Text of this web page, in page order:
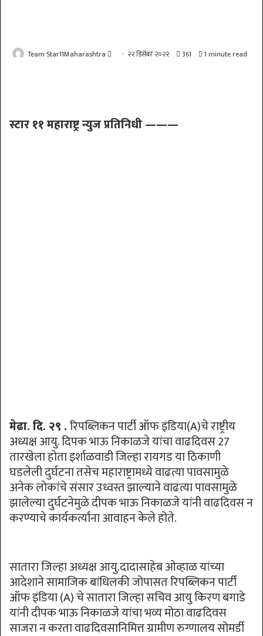
Team Star11Maharashtra
Send २२ डिसेंबर २०२२ 361 1 minute read
स्टार ११ महाराष्ट्र न्युज प्रतिनिधी ———
मेढा. दि. २९ .रिपब्लिकन पार्टी ऑफ इंडिया(A)चे राष्ट्रीय
अध्यक्ष आयु. दिपक भाऊ निकाळजे यांचा वाढदिवस 27
तारखेला होता इर्शाळवाडी जिल्हा रायगड या ठिकाणी
घडलेली दुर्घटना तसेच महाराष्ट्रामध्ये वाढत्या पावसामुळे
अनेक लोकांचे संसार उध्वस्त झाल्याने वाढत्या पावसामुळे
झालेल्या दुर्घटनेमुळे दीपक भाऊ निकाळजे यांनी वाढदिवस न
करण्याचे कार्यकर्त्यांना आवाहन केले होते.
सातारा जिल्हा अध्यक्ष आयु.दादासाहेब ओव्हाळ यांच्या
आदेशाने सामाजिक बांधिलकी जोपासत रिपब्लिकन पार्टी
ऑफ इंडिया (A) चे सातारा जिल्हा सचिव आयु किरण बगाडे
यांनी दीपक भाऊ निकाळजे यांचा भव्य मोठा वाढदिवस
साजरा न करता वाढदिवसानिमित्त ग्रामीण रुग्णालय सोमर्डी